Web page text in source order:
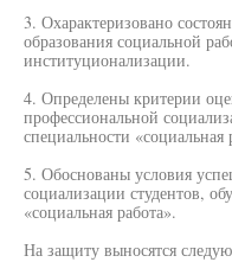
3. Охарактеризовано
образования социальной
институционализации.
4. Определены критерии
профессиональной
специальности «социальная
5. Обоснованы условия
социализации студентов,
«социальная работа».
На защиту выносятся